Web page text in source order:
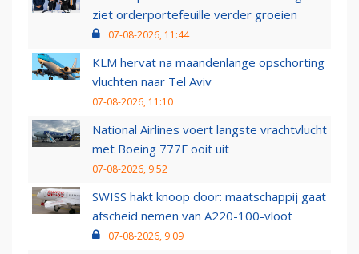
ziet orderportefeuille verder groeien
07-08-2026, 11:44
KLM hervat na maandenlange opschorting
vluchten naar Tel Aviv
07-08-2026, 11:10
National Airlines voert langste vrachtvlucht
met Boeing 777F ooit uit
07-08-2026, 9:52
SWISS hakt knoop door: maatschappij gaat
afscheid nemen van A220-100-vloot
07-08-2026, 9:09